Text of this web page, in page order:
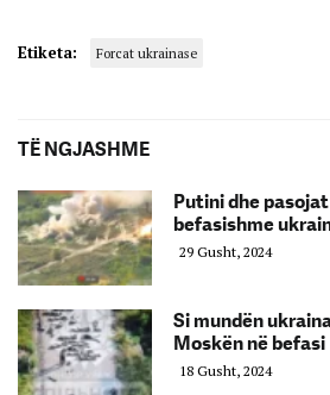
Etiketa: Forcat ukrainase
TË NGJASHME
Putini dhe
befasishme
29 Gusht, 2024
Si mundën
Moskën në befasi
18 Gusht, 2024